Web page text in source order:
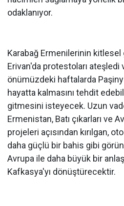
odaklanıyor.
Karabağ Ermenilerinin
Erivan'da protestoları
önümüzdeki haftalarda
hayatta kalmasını tehdit
gitmesini isteyecek. Uzun
Ermenistan, Batı çıkarları ve
projeleri açısından kırılgan,
daha güçlü bir bahis gibi
Avrupa ile daha büyük bir
Kafkasya'yı dönüştürecektir.